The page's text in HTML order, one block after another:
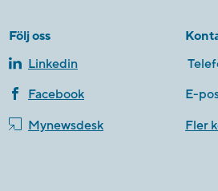
Följ oss
Linkedin
Facebook
Mynewsdesk
E-
Fler